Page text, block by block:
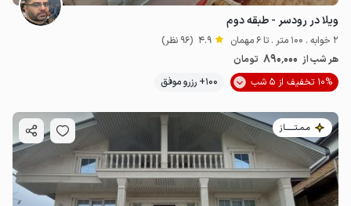
ویلا در رودسر - طبقه دوم
2 خوابه . 100 متر . تا 6 مهمان 4.9 (96 نظر)
هر شب از 890٬000 تومان
10% تخفیف از 5 شب
100+ رزرو موفق
مـمـتــــــاز